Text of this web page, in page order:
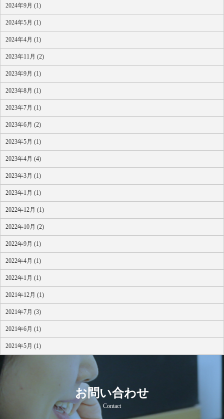
2024年9月 (1)
2024年5月 (1)
2024年4月 (1)
2023年11月 (2)
2023年9月 (1)
2023年8月 (1)
2023年7月 (1)
2023年6月 (2)
2023年5月 (1)
2023年4月 (4)
2023年3月 (1)
2023年1月 (1)
2022年12月 (1)
2022年10月 (2)
2022年9月 (1)
2022年4月 (1)
2022年1月 (1)
2021年12月 (1)
2021年7月 (3)
2021年6月 (1)
2021年5月 (1)
お問い合わせ
Contact